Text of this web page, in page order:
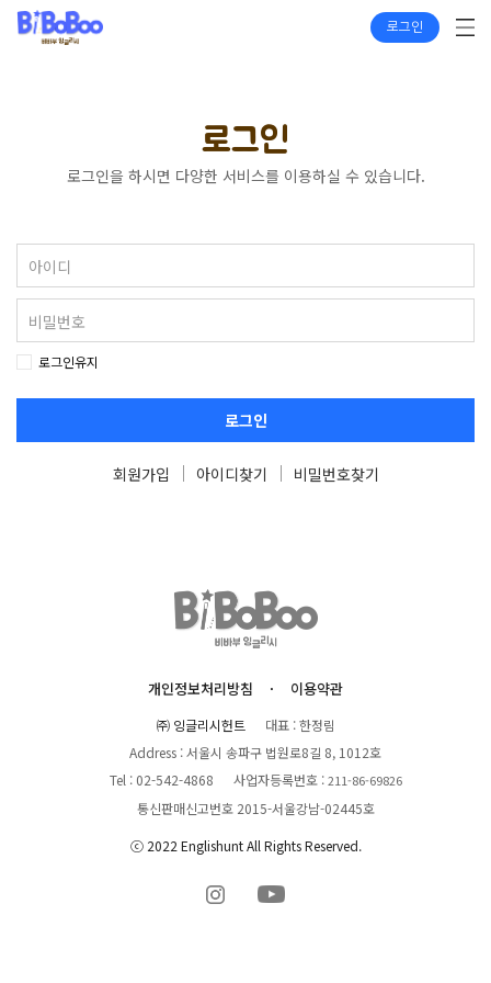
로그인
로그인
로그인을 하시면 다양한 서비스를 이용하실 수 있습니다.
로그인유지
로그인
회원가입 아이디찾기 비밀번호찾기
개인정보처리방침 이용약관
㈜ 잉글리시헌트
대표 : 한정림
Address : 서울시 송파구 법원로8길 8, 1012호
Tel : 02-542-4868
사업자등록번호 :211-86-69826
통신판매신고번호 2015-서울강남-02445호
ⓒ 2022 Englishunt All Rights Reserved.